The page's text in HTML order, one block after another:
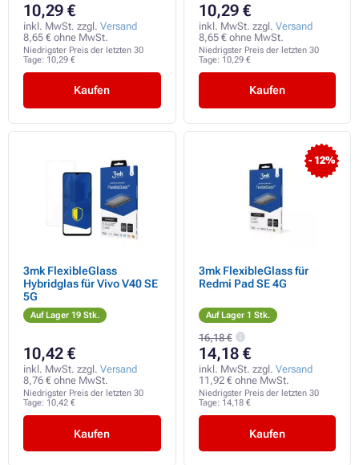
10,29 €
inkl. MwSt. zzgl. Versand
8,65 € ohne MwSt.
Niedrigster Preis der letzten 30
Tage: 10,29 €
Kaufen
10,29 €
inkl. MwSt. zzgl. Versand
8,65 € ohne MwSt.
Niedrigster Preis der letzten 30
Tage: 10,29 €
Kaufen
3mk FlexibleGlass
Hybridglas für Vivo V40 SE
5G
Auf Lager 19 Stk.
10,42 €
inkl. MwSt. zzgl. Versand
8,76 € ohne MwSt.
Niedrigster Preis der letzten 30
Tage: 10,42 €
Kaufen
- 12%
3mk FlexibleGlass für
Redmi Pad SE 4G
Auf Lager 1 Stk.
16,18 €
14,18 €
inkl. MwSt. zzgl. Versand
11,92 € ohne MwSt.
Niedrigster Preis der letzten 30
Tage: 14,18 €
Kaufen